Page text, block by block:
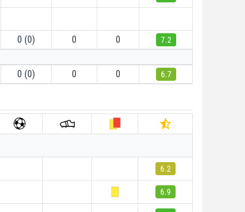
0 (0) 0 0 7.2
0 (0) 0 0 6.7
6.2
6.9